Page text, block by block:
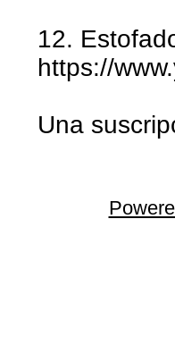
12.
https://
Una